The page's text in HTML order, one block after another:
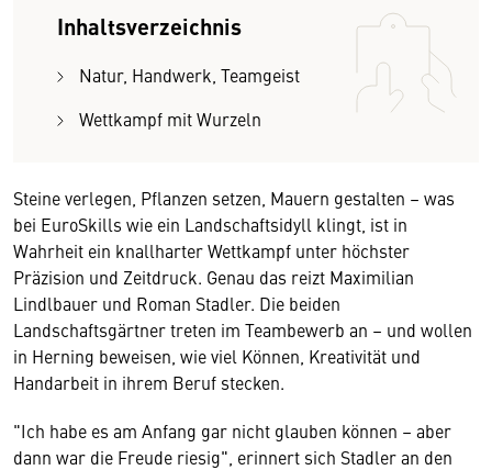
Inhaltsverzeichnis
Natur, Handwerk, Teamgeist
Wettkampf mit Wurzeln
Steine verlegen, Pflanzen setzen, Mauern gestalten – was
bei EuroSkills wie ein Landschaftsidyll klingt, ist in
Wahrheit ein knallharter Wettkampf unter höchster
Präzision und Zeitdruck. Genau das reizt Maximilian
Lindlbauer und Roman Stadler. Die beiden
Landschaftsgärtner treten im Teambewerb an – und wollen
in Herning beweisen, wie viel Können, Kreativität und
Handarbeit in ihrem Beruf stecken.
"Ich habe es am Anfang gar nicht glauben können – aber
dann war die Freude riesig", erinnert sich Stadler an den